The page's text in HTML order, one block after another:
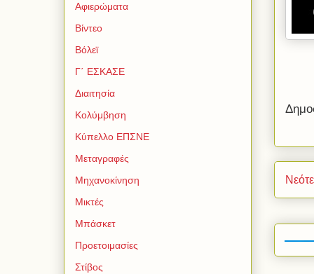
Αφιερώματα
Βίντεο
Βόλεϊ
Γ΄ ΕΣΚΑΣΕ
Διαιτησία
Κολύμβηση
Κύπελλο ΕΠΣΝΕ
Μεταγραφές
Μηχανοκίνηση
Μικτές
Μπάσκετ
Προετοιμασίες
Στίβος